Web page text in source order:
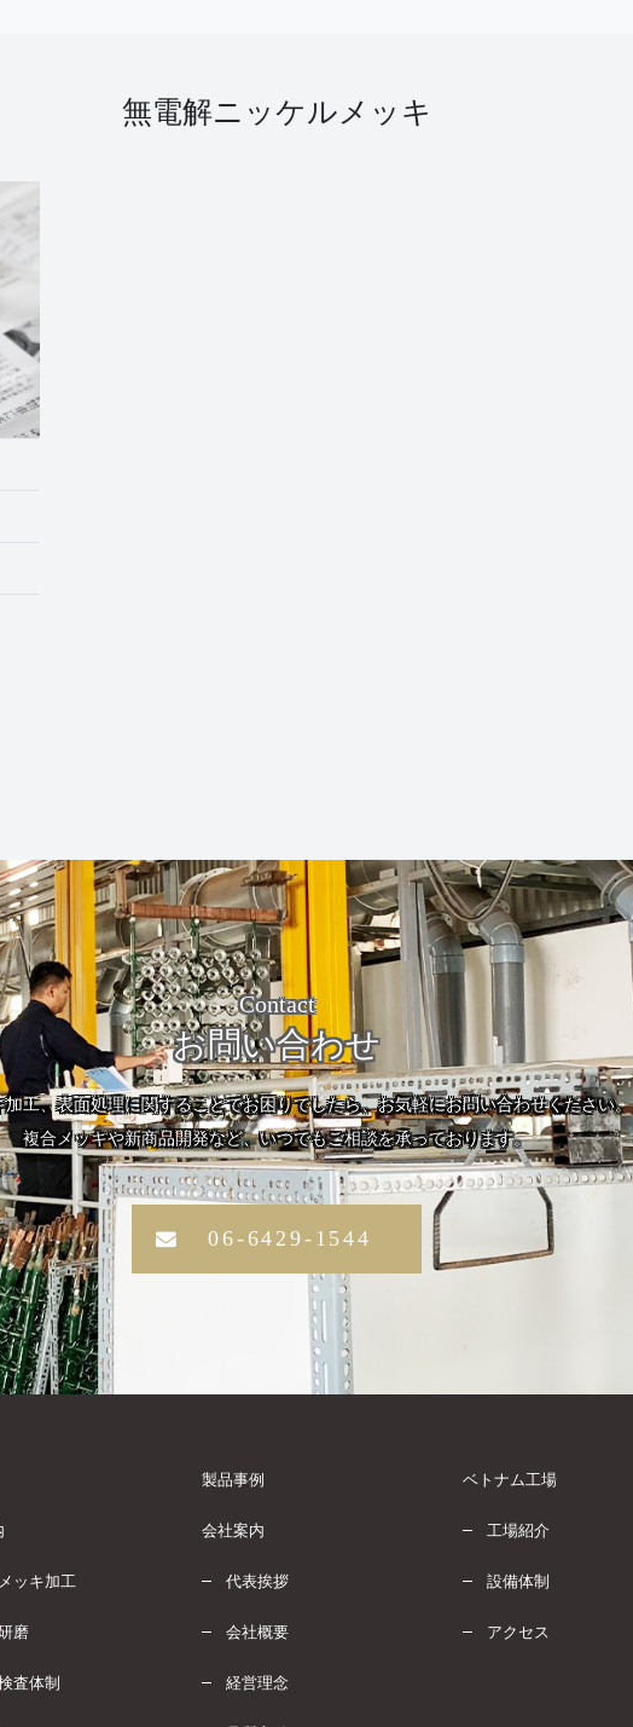
無電解ニッケルメッキ
Contact
お問い合わせ
加工、表面処理に関することでお困りでしたら、お気軽にお問い合わせください。
複合メッキや新商品開発など、いつでもご相談を承っております。
06-6429-1544
ッキ加工
磨
査体制
製品事例
会社案内
代表挨拶
会社概要
経営理念
ベトナム工場
工場紹介
設備体制
アクセス